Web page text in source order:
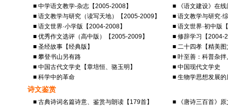
■ 中学语文教学-杂志【2005-2008】
■ 《语文建设》在
■ 语文教学与研究（读写天地）【2005-2009】
■ 语文教学与研究·
■ 语文世界·小学版【2004-2008】
■ 语文世界·初中版
■ 优秀作文选评（高中版）【2005-2009】
■ 修辞学习【2004-
■ 圣经故事【经典版】
■ 二十四孝【精美图
■ 攀登书山另有路
■ 叶至善：科普杂拌
■ 中国古代文学史【章培恒、骆玉明】
■ 中国现代文学史
■ 科学中的革命
■ 生物学思想发展的
诗文鉴赏
■ 古典诗词名篇诗意、鉴赏与朗读【179首】
■ 《唐诗三百首》